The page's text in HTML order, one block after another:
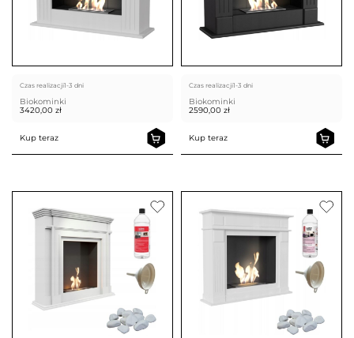
Czas realizacji1-3 dni
Biokominki
3420,00 zł
Kup teraz
Czas realizacji1-3 dni
Biokominki
2590,00 zł
Kup teraz